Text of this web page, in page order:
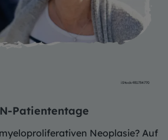
iStock-931734770
Patiententage
Neoplasie? Auf